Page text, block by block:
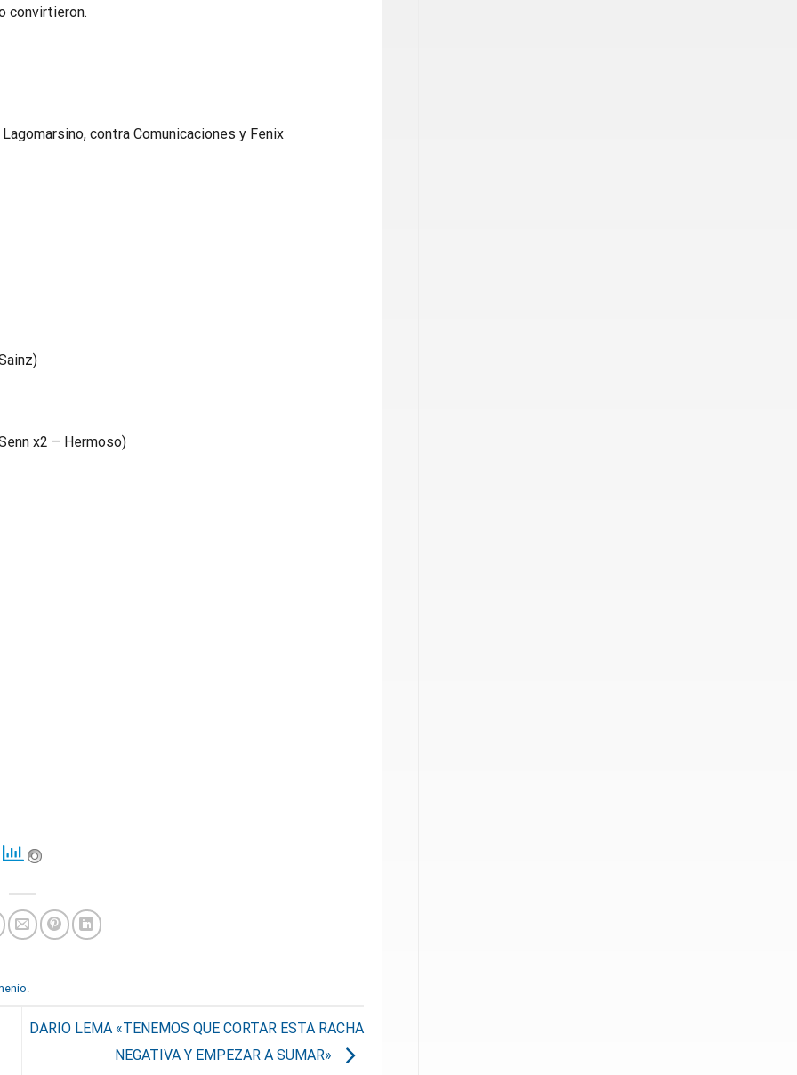
convirtieron.
contra Comunicaciones y Fenix
x2 – Hermoso)
.
DARIO LEMA «TENEMOS QUE CORTAR ESTA RACHA
NEGATIVA Y EMPEZAR A SUMAR»